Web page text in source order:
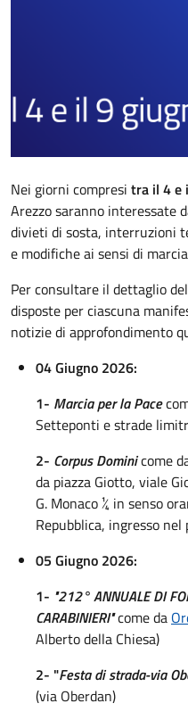
Descrizione
Nei giorni compresi tra il 4 e
Arezzo saranno interessate
divieti di sosta, interruzioni
e modifiche ai sensi di
Per consultare il dettaglio
disposte per ciascuna
notizie di approfondimento
04 Giugno 2026:
1- Marcia per la Pace
Setteponti e strade
2- Corpus Dominicome
da piazza Giotto, viale
G. Monaco ¼ in senso
Repubblica, ingresso
05 Giugno 2026:
1- "212° ANNUALE DI
CARABINIERI"come da
Alberto della Chiesa)
2- "Festa di strada-via
(via Oberdan)